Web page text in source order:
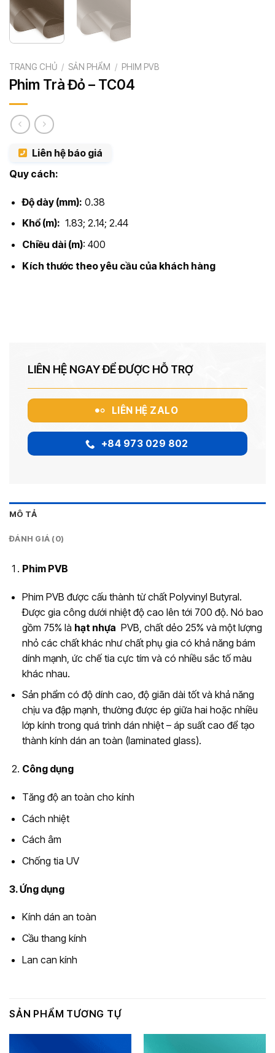
TRANG CHỦ / SẢN PHẨM / PHIM PVB
Phim Trà Đỏ – TC04
Liên hệ báo giá
Quy cách:
Độ dày (mm): 0.38
Khổ (m): 1.83; 2.14; 2.44
Chiều dài (m): 400
Kích thước theo yêu cầu của khách hàng
LIÊN HỆ NGAY ĐỂ ĐƯỢC HỖ TRỢ
LIÊN HỆ ZALO
+84 973 029 802
MÔ TẢ
ĐÁNH GIÁ (0)
Phim PVB
Phim PVB được cấu thành từ chất Polyvinyl Butyral.
Được gia công dưới nhiệt độ cao lên tới 700 độ. Nó bao
gồm 75% là hạt nhựa PVB, chất dẻo 25% và một lượng
nhỏ các chất khác như chất phụ gia có khả năng bám
dính mạnh, ức chế tia cực tím và có nhiều sắc tố màu
khác nhau.
Sản phẩm có độ dính cao, độ giãn dài tốt và khả năng
chịu va đập mạnh, thường được ép giữa hai hoặc nhiều
lớp kính trong quá trình dán nhiệt – áp suất cao để tạo
thành kính dán an toàn (laminated glass).
Công dụng
Tăng độ an toàn cho kính
Cách nhiệt
Cách âm
Chống tia UV
3. Ứng dụng
Kính dán an toàn
Cầu thang kính
Lan can kính
SẢN PHẨM TƯƠNG TỰ